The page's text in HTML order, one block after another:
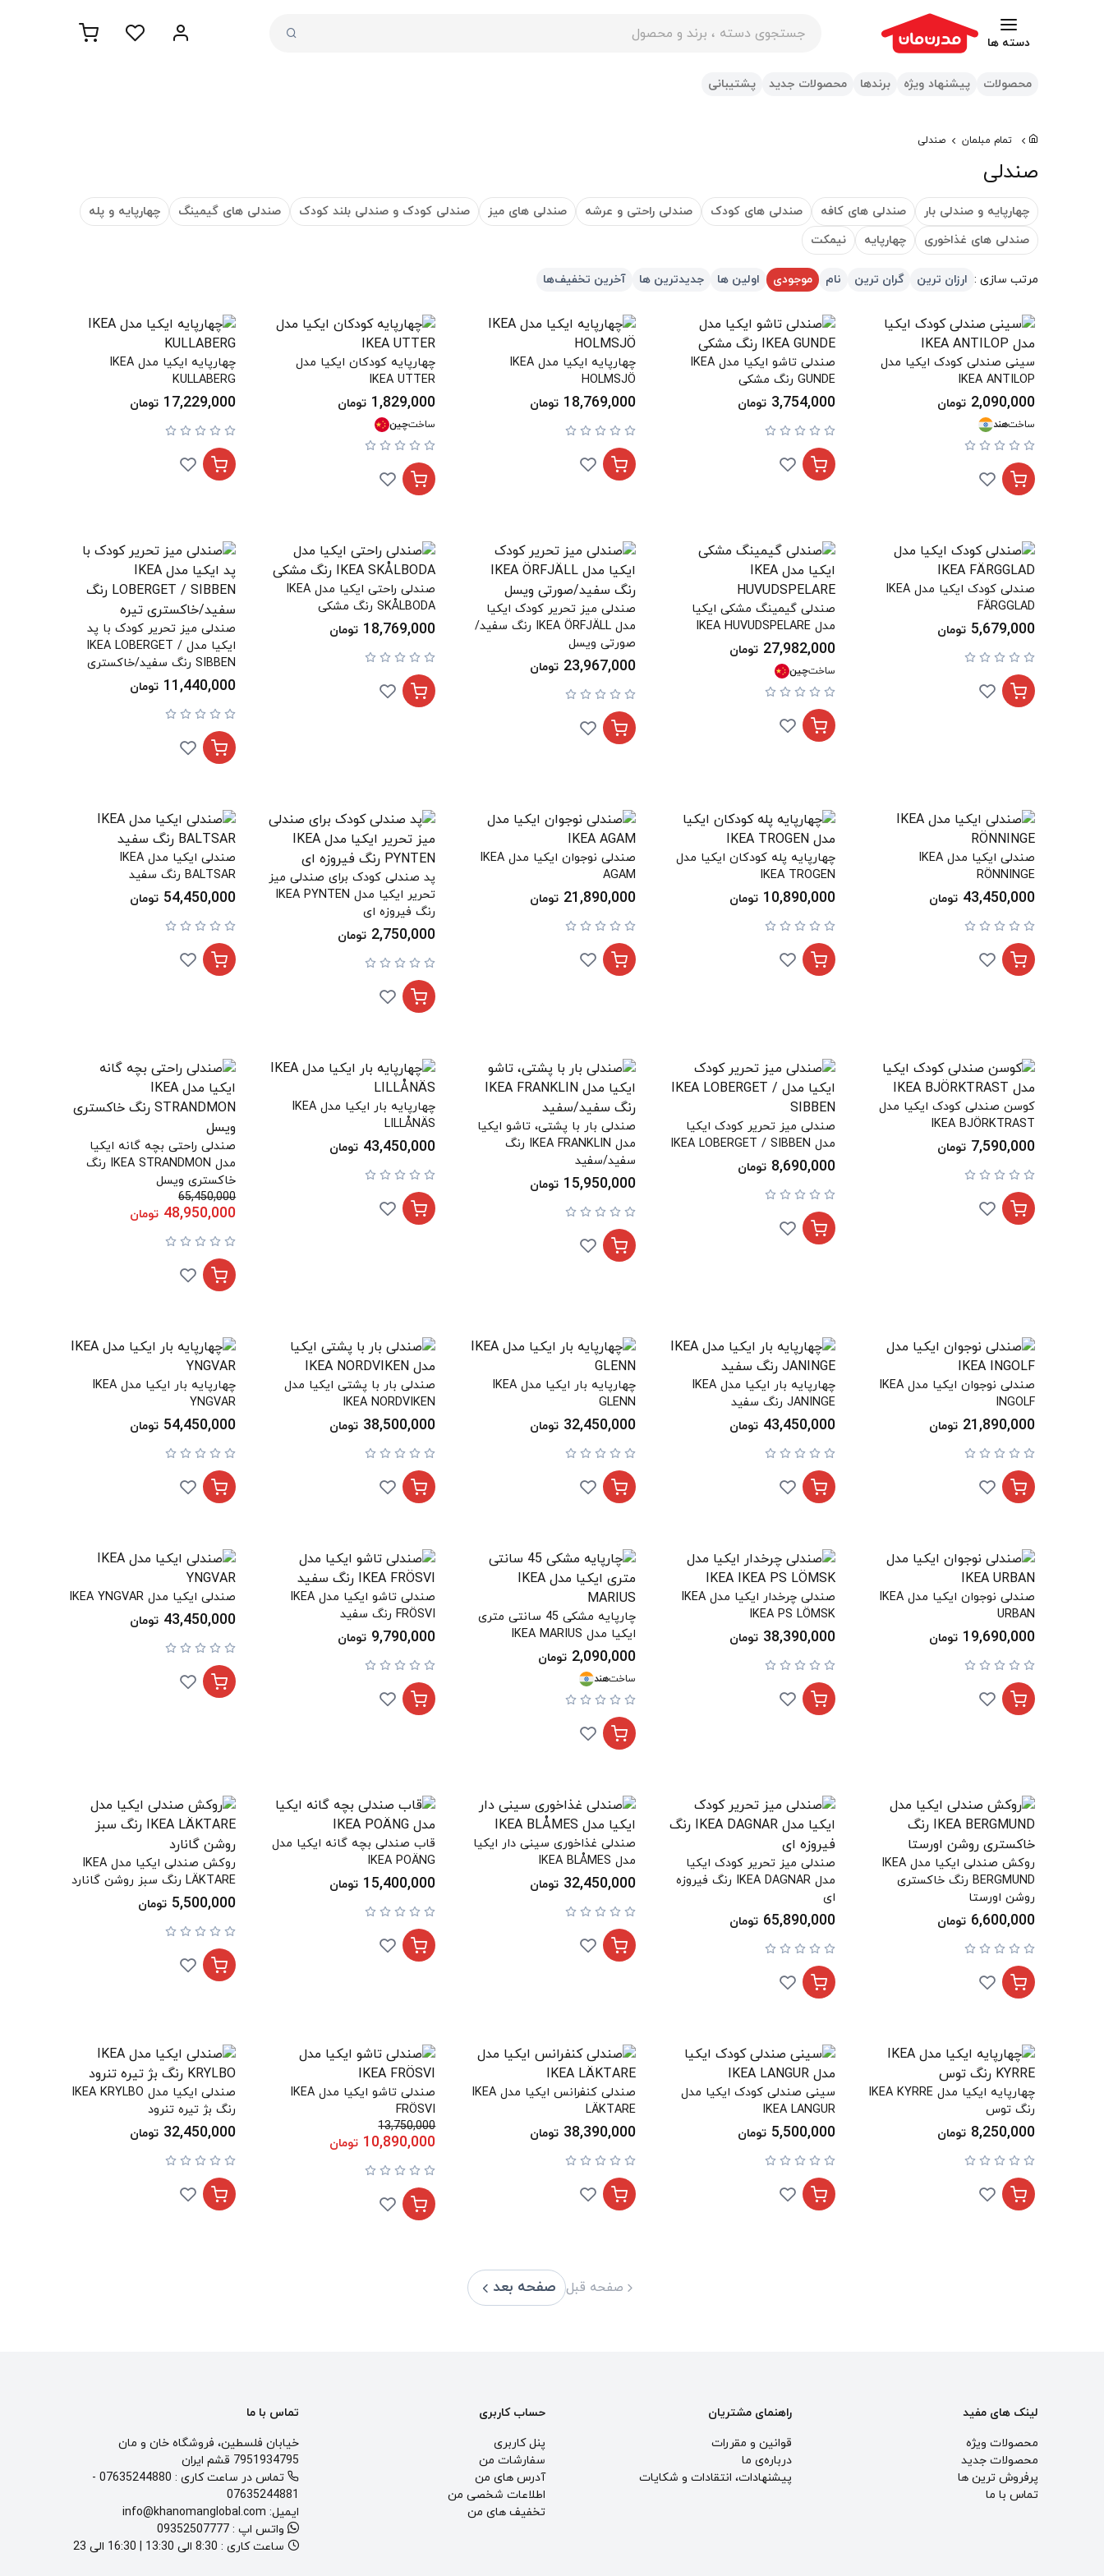
دسته ها جستجوی در سایت
محصولات پیشنهاد ویژه برندها محصولات جدید پشتیبانی
تمام مبلمان صندلی
صندلی
چهارپایه و صندلی بار صندلی های کافه صندلی های کودک صندلی راحتی و عرشه صندلی های میز صندلی کودک و صندلی بلند کودک صندلی های گیمینگ
چهارپایه و پله
صندلی های غذاخوری
چهارپایه نیمکت
مرتب سازی : ارزان ترین گران ترین نام موجودی اولین ها جدیدترین ها آخرین تخفیف‌ها
سینی صندلی کودک ایکیا مدل
IKEA ANTILOP
2,090,000 تومان
ساختهند
صندلی تاشو ایکیا مدل IKEA
GUNDE رنگ مشکی
3,754,000 تومان
چهارپایه ایکیا مدل IKEA
HOLMSJÖ
18,769,000 تومان
چهارپایه کودکان ایکیا مدل
IKEA UTTER
1,829,000 تومان
ساختچین
چهارپایه ایکیا مدل IKEA
KULLABERG
17,229,000 تومان
صندلی کودک ایکیا مدل IKEA
FÄRGGLAD
5,679,000 تومان
صندلی گیمینگ مشکی ایکیا
مدل IKEA HUVUDSPELARE
27,982,000 تومان
ساختچین
صندلی میز تحریر کودک ایکیا
مدل IKEA ÖRFJÄLL رنگ سفید/
صورتی ویسل
23,967,000 تومان
صندلی راحتی ایکیا مدل IKEA
SKÅLBODA رنگ مشکی
18,769,000 تومان
صندلی میز تحریر کودک با پد
ایکیا مدل IKEA LOBERGET /
SIBBEN رنگ سفید/خاکستری
تیره
11,440,000 تومان
صندلی ایکیا مدل IKEA
RÖNNINGE
43,450,000 تومان
چهارپایه پله کودکان ایکیا مدل
IKEA TROGEN
10,890,000 تومان
صندلی نوجوان ایکیا مدل IKEA
AGAM
21,890,000 تومان
پد صندلی کودک برای صندلی میز
تحریر ایکیا مدل IKEA PYNTEN
رنگ فیروزه ای
2,750,000 تومان
صندلی ایکیا مدل IKEA
BALTSAR رنگ سفید
54,450,000 تومان
کوسن صندلی کودک ایکیا مدل
IKEA BJÖRKTRAST
7,590,000 تومان
صندلی میز تحریر کودک ایکیا
مدل IKEA LOBERGET / SIBBEN
8,690,000 تومان
صندلی بار با پشتی، تاشو ایکیا
مدل IKEA FRANKLIN رنگ
سفید/سفید
15,950,000 تومان
چهارپایه بار ایکیا مدل IKEA
LILLÅNÄS
43,450,000 تومان
صندلی راحتی بچه گانه ایکیا
مدل IKEA STRANDMON رنگ
خاکستری ویسل
65,450,000
48,950,000 تومان
صندلی نوجوان ایکیا مدل IKEA
INGOLF
21,890,000 تومان
چهارپایه بار ایکیا مدل IKEA
JANINGE رنگ سفید
43,450,000 تومان
چهارپایه بار ایکیا مدل IKEA
GLENN
32,450,000 تومان
صندلی بار با پشتی ایکیا مدل
IKEA NORDVIKEN
38,500,000 تومان
چهارپایه بار ایکیا مدل IKEA
YNGVAR
54,450,000 تومان
صندلی نوجوان ایکیا مدل IKEA
URBAN
19,690,000 تومان
صندلی چرخدار ایکیا مدل IKEA
IKEA PS LÖMSK
38,390,000 تومان
چارپایه مشکی 45 سانتی متری
ایکیا مدل IKEA MARIUS
2,090,000 تومان
ساختهند
صندلی تاشو ایکیا مدل IKEA
FRÖSVI رنگ سفید
9,790,000 تومان
صندلی ایکیا مدل IKEA YNGVAR
43,450,000 تومان
روکش صندلی ایکیا مدل IKEA
BERGMUND رنگ خاکستری
روشن اورستا
6,600,000 تومان
صندلی میز تحریر کودک ایکیا
مدل IKEA DAGNAR رنگ فیروزه
ای
65,890,000 تومان
صندلی غذاخوری سینی دار ایکیا
مدل IKEA BLÅMES
32,450,000 تومان
قاب صندلی بچه گانه ایکیا مدل
IKEA POÄNG
15,400,000 تومان
روکش صندلی ایکیا مدل IKEA
LÄKTARE رنگ سبز روشن گانارد
5,500,000 تومان
چهارپایه ایکیا مدل IKEA KYRRE
رنگ توس
8,250,000 تومان
سینی صندلی کودک ایکیا مدل
IKEA LANGUR
5,500,000 تومان
صندلی کنفرانس ایکیا مدل IKEA
LÄKTARE
38,390,000 تومان
صندلی تاشو ایکیا مدل IKEA
FRÖSVI
13,750,000
10,890,000 تومان
صندلی ایکیا مدل IKEA KRYLBO
رنگ بژ تیره تنرود
32,450,000 تومان
صفحه قبل صفحه بعد
لینک های مفید
محصولات ویژه
محصولات جدید
پرفروش ترین‌ ها
تماس با ما
راهنمای مشتریان
قوانین و مقررات
درباره‌ی ما
پيشنهادات، انتقادات و شكايات
حساب کاربری
پنل کاربری
سفارشات من
آدرس های من
اطلاعات شخصی من
تخفیف های من
تماس با ما
خیابان فلسطین، فروشگاه خان و مان
7951934795 قشم ایران
تماس در ساعت کاری : 07635244880
-
07635244881
ایمیل: info@khanomanglobal.com
واتس اپ : 09352507777
ساعت کاری : 8:30 الی 13:30 | 16:30 الی 23